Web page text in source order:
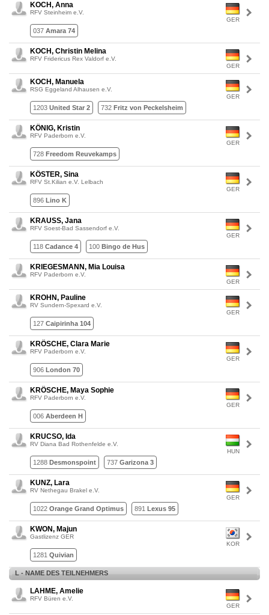
GER
KOCH, Anna
RFV Steinheim e.V.
037 Amara 74
GER
KOCH, Christin Melina
RFV Fridericus Rex Valdorf e.V.
GER
KOCH, Manuela
RSG Eggeland Alhausen e.V.
1203 United Star 2 732 Fritz von Peckelsheim
GER
KÖNIG, Kristin
RFV Paderborn e.V.
728 Freedom Reuvekamps
GER
KÖSTER, Sina
RFV St.Kilian e.V. Lelbach
896 Lino K
GER
KRAUSS, Jana
RFV Soest-Bad Sassendorf e.V.
118 Cadance 4 100 Bingo de Hus
GER
KRIEGESMANN, Mia Louisa
RFV Paderborn e.V.
GER
KROHN, Pauline
RV Sundern-Spexard e.V.
127 Caipirinha 104
GER
KRÖSCHE, Clara Marie
RFV Paderborn e.V.
906 London 70
GER
KRÖSCHE, Maya Sophie
RFV Paderborn e.V.
006 Aberdeen H
HUN
KRUCSO, Ida
RV Diana Bad Rothenfelde e.V.
1288 Desmonspoint 737 Garizona 3
GER
KUNZ, Lara
RV Nethegau Brakel e.V.
1022 Orange Grand Optimus 891 Lexus 95
KOR
KWON, Majun
Gastlizenz GER
1281 Quivian
L - NAME DES TEILNEHMERS
GER
LAHME, Amelie
RFV Büren e.V.